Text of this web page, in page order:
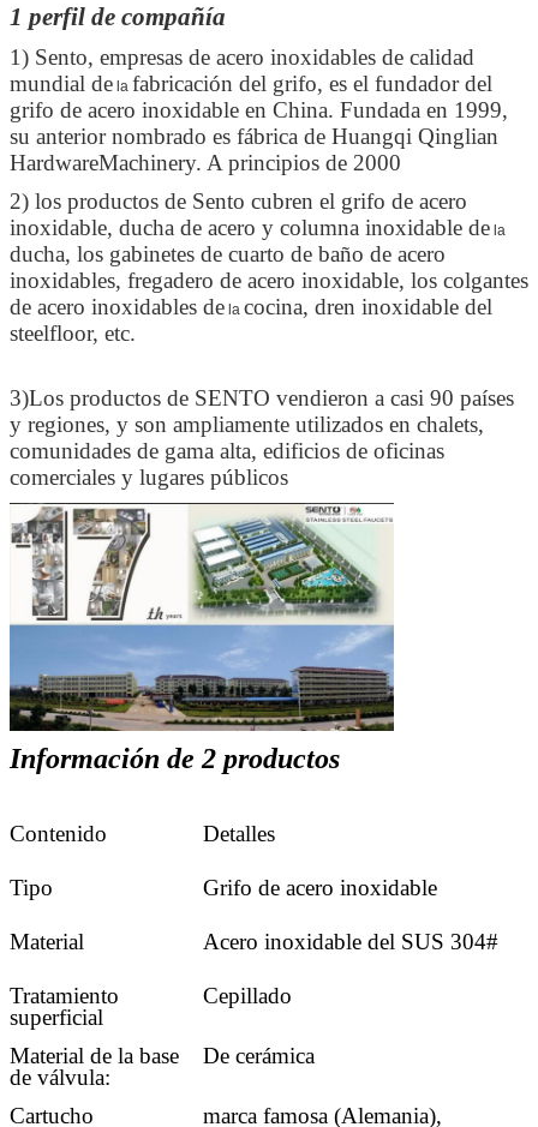
1 perfil de compañía
1) Sento, empresas de acero inoxidables de calidad
mundial de la fabricación del grifo, es el fundador del
grifo de acero inoxidable en China. Fundada en 1999,
su anterior nombrado es fábrica de Huangqi Qinglian
HardwareMachinery. A principios de 2000
2) los productos de Sento cubren el grifo de acero
inoxidable, ducha de acero y columna inoxidable de la
ducha, los gabinetes de cuarto de baño de acero
inoxidables, fregadero de acero inoxidable, los colgantes
de acero inoxidables de la cocina, dren inoxidable del
steelfloor, etc.
3)Los productos de SENTO vendieron a casi 90 países
y regiones, y son ampliamente utilizados en chalets,
comunidades de gama alta, edificios de oficinas
comerciales y lugares públicos
Información de 2 productos
Contenido Detalles
Tipo Grifo de acero inoxidable
Material Acero inoxidable del SUS 304#
Tratamiento
superficial
Cepillado
Material de la base
de válvula:
De cerámica
Cartucho marca famosa (Alemania),